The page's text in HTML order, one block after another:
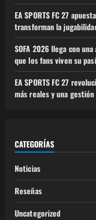
EA SPORTS FC 27
transforman la
SOFA 2026 llega con
que los fans viven su
EA SPORTS FC 27
más reales y una
CATEGORÍAS
Noticias
Reseñas
Uncategorized